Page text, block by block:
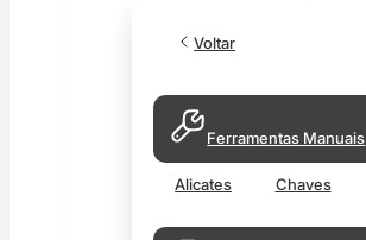
Voltar
Ferramentas Manuais
Alicates Chaves